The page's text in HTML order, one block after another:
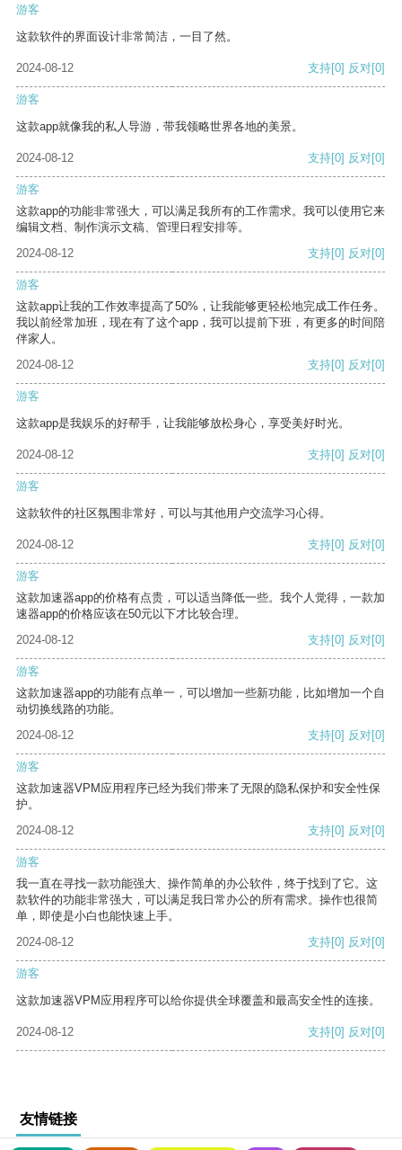
游客
这款软件的界面设计非常简洁，一目了然。
2024-08-12 支持[0] 反对[0]
游客
这款app就像我的私人导游，带我领略世界各地的美景。
2024-08-12 支持[0] 反对[0]
游客
这款app的功能非常强大，可以满足我所有的工作需求。我可以使用它来
编辑文档、制作演示文稿、管理日程安排等。
2024-08-12
支持[0] 反对[0]
游客
这款app让我的工作效率提高了50%，让我能够更轻松地完成工作任务。
我以前经常加班，现在有了这个app，我可以提前下班，有更多的时间陪
伴家人。
2024-08-12
支持[0] 反对[0]
游客
这款app是我娱乐的好帮手，让我能够放松身心，享受美好时光。
2024-08-12 支持[0] 反对[0]
游客
这款软件的社区氛围非常好，可以与其他用户交流学习心得。
2024-08-12 支持[0] 反对[0]
游客
这款加速器app的价格有点贵，可以适当降低一些。我个人觉得，一款加
速器app的价格应该在50元以下才比较合理。
2024-08-12
支持[0] 反对[0]
游客
这款加速器app的功能有点单一，可以增加一些新功能，比如增加一个自
动切换线路的功能。
2024-08-12
支持[0] 反对[0]
游客
这款加速器VPM应用程序已经为我们带来了无限的隐私保护和安全性保
护。
2024-08-12
支持[0] 反对[0]
游客
我一直在寻找一款功能强大、操作简单的办公软件，终于找到了它。这
款软件的功能非常强大，可以满足我日常办公的所有需求。操作也很简
单，即使是小白也能快速上手。
2024-08-12
支持[0] 反对[0]
游客
这款加速器VPM应用程序可以给你提供全球覆盖和最高安全性的连接。
2024-08-12 支持[0] 反对[0]
友情链接